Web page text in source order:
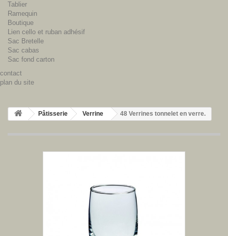
Tablier
Ramequin
Boutique
Lien cello et ruban adhésif
Sac Bretelle
Sac cabas
Sac fond carton
contact
plan du site
Pâtisserie Verrine 48 Verrines tonnelet en verre.